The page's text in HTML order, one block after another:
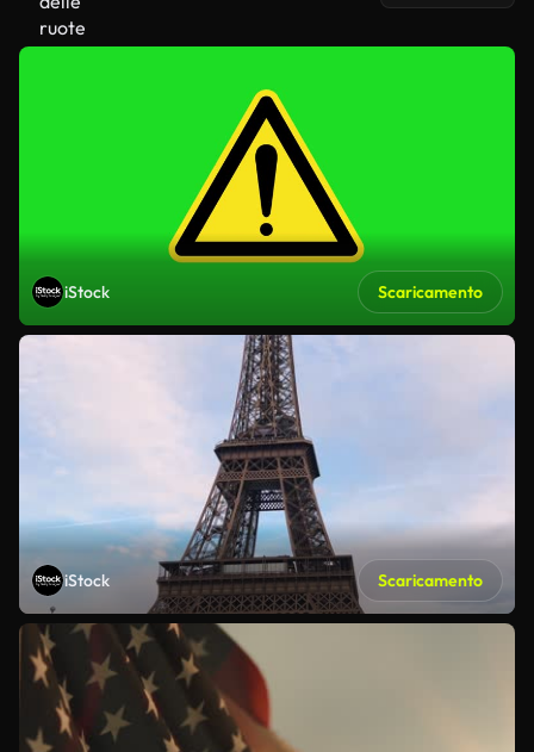
iStock Scaricamento
iStock Scaricamento